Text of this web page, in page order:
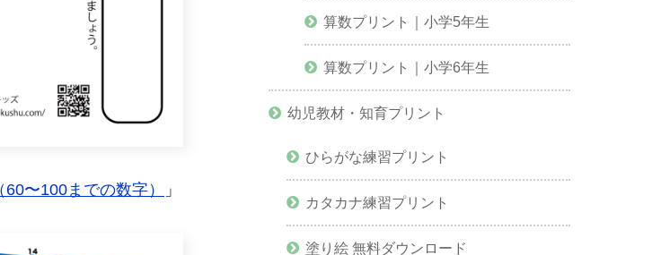
〜100までの数字） 」
算数プリント｜小学5年生
算数プリント｜小学6年生
幼児教材・知育プリント
ひらがな練習プリント
カタカナ練習プリント
塗り絵 無料ダウンロード